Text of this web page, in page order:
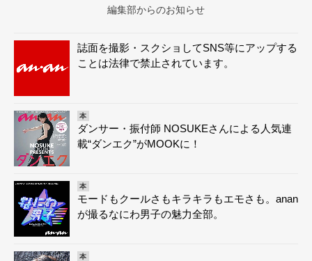
編集部からのお知らせ
誌面を撮影・スクショしてSNS等にアップする
ことは法律で禁止されています。
本
ダンサー・振付師 NOSUKEさんによる人気連
載“ダンエク”がMOOKに！
本
モードもクールさもキラキラもエモさも。anan
が撮るなにわ男子の魅力全部。
本